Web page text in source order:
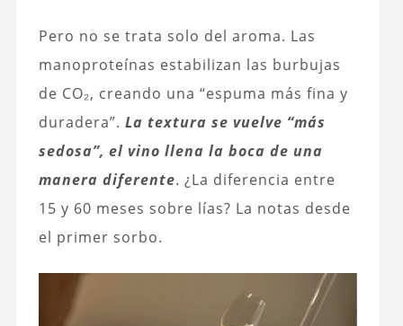
Pero no se trata solo del aroma. Las
manoproteínas estabilizan las burbujas
de CO₂, creando una “espuma más fina y
duradera”. La textura se vuelve “más
sedosa”, el vino llena la boca de una
manera diferente. ¿La diferencia entre
15 y 60 meses sobre lías? La notas desde
el primer sorbo.